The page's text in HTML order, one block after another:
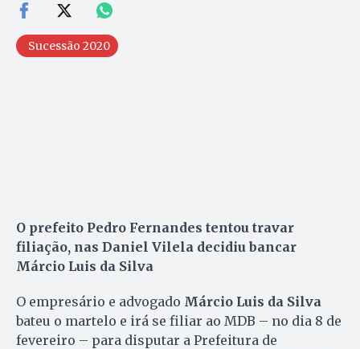
Sucessão 2020
O prefeito Pedro Fernandes tentou travar
filiação, nas Daniel Vilela decidiu bancar
Márcio Luis da Silva
O empresário e advogado Márcio Luis da Silva
bateu o martelo e irá se filiar ao MDB – no dia 8 de
fevereiro – para disputar a Prefeitura de